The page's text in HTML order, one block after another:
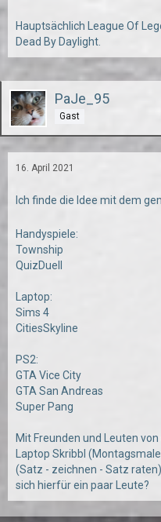
Hauptsächlich League Of
Dead By Daylight.
PaJe_95
Gast
16. April 2021
Ich finde die Idee mit dem
Handyspiele:
Township
QuizDuell
Laptop:
Sims 4
CitiesSkyline
PS2:
GTA Vice City
GTA San Andreas
Super Pang
Mit Freunden und Leuten
Laptop Skribbl
(Satz - zeichnen - Satz
sich hierfür ein paar Leute?